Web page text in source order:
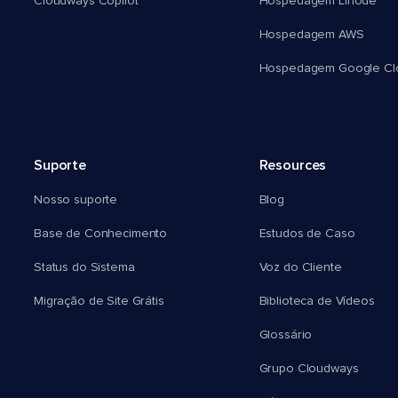
Hospedagem AWS
Hospedagem Google
Suporte
Nosso suporte
Base de Conhecimento
Status do Sistema
Migração de Site Grátis
Resources
Blog
Estudos de Caso
Voz do Cliente
Biblioteca de Vídeos
Glossário
Grupo Cloudways